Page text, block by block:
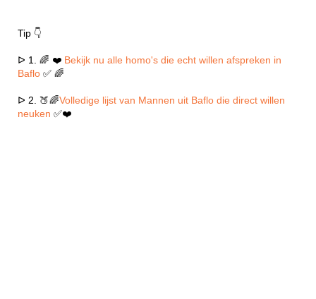
Tip 👇
ᐅ 1. 🌈 ❤️ Bekijk nu alle homo's die echt willen afspreken in
Baflo ✅ 🌈
ᐅ 2. 🍑🌈Volledige lijst van Mannen uit Baflo die direct willen
neuken ✅❤️